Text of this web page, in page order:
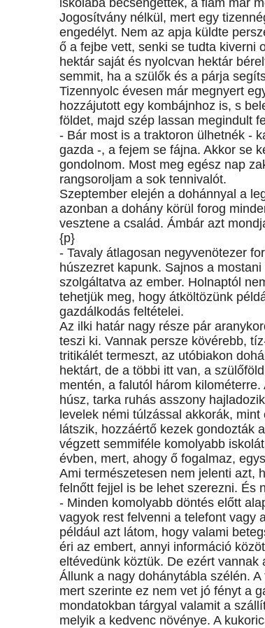
iskolába becsengettek, a fiam már
Jogosítvány nélkül, mert egy
engedélyt. Nem az apja küldte
ő a fejbe vett, senki se tudta kiverni
hektár saját és nyolcvan hektár
semmit, ha a szülők és a párja
Tizennyolc évesen már megnyert
hozzájutott egy kombájnhoz is, s
földet, majd szép lassan megindult
- Bár most is a traktoron ülhetnék -
gazda -, a fejem se fájna. Akkor se
gondolnom. Most meg egész nap
rangsoroljam a sok tennivalót.
Szeptember elején a dohánnyal a
azonban a dohány körül forog
vesztene a család. Ámbár azt
{p}
- Tavaly átlagosan negyvenötezer
húszezret kapunk. Sajnos a
szolgáltatva az ember. Holnaptól
tehetjük meg, hogy átköltözünk
gazdálkodás feltételei.
Az ilki határ nagy része pár
teszi ki. Vannak persze kövérebb,
tritikálét termeszt, az utóbiakon
hektárt, de a többi itt van, a
mentén, a falutól három
húsz, tarka ruhás asszony
levelek némi túlzással akkorák,
látszik, hozzáértő kezek gondozták
végzett semmiféle komolyabb
évben, mert, ahogy ő fogalmaz,
Ami természetesen nem jelenti azt,
felnőtt fejjel is be lehet szerezni. És
- Minden komolyabb döntés előtt
vagyok rest felvenni a telefont vagy
például azt látom, hogy valami
éri az embert, annyi információ
eltévedünk köztük. De ezért
Állunk a nagy dohánytábla szélén.
mert szerinte ez nem vet jó fényt a
mondatokban tárgyal valamit a
melyik a kedvenc növénye. A